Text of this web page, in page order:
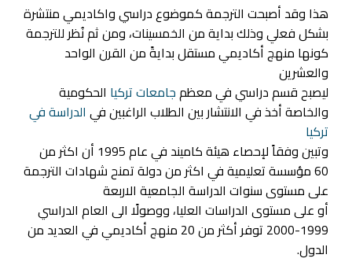
هذا وقد أصبحت الترجمة كموضوع دراسي واكاديمي منتشرة
بشكل فعلي وذلك بداية من الخمسينات، ومن ثم نُظر للترجمة
كونها منهج أكاديمي مستقل بدايةً من القرن الواحد
والعشرين
ليصبح قسم دراسي في معظمجامعات تركيا الحكومية
والخاصة أخذ في الانتشار بين الطلاب الراغبين في الدراسة في
تركيا
وتبين وفقاً لإحصاء هيئة كاميند في عام 1995 أن اكثر من
60 مؤسسة تعليمية في اكثر من دولة تمنح شهادات الترجمة
على مستوى سنوات الدراسة الجامعية الاربعة
أو على مستوى الدراسات العليا، ووصولًا الى العام الدراسي
1999-2000 توفر أكثر من 20 منهج أكاديمي في العديد من
الدول.